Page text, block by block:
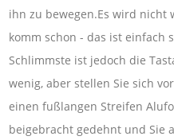
ihn zu bewegen.Es wird nicht
komm schon - das ist einfach
Schlimmste ist jedoch die
wenig, aber stellen Sie sich
einen fußlangen Streifen
beigebracht gedehnt und Sie